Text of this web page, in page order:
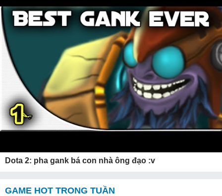
Dota 2: pha gank bá con nhà ông đạo :v
GAME HOT TRONG TUẦN